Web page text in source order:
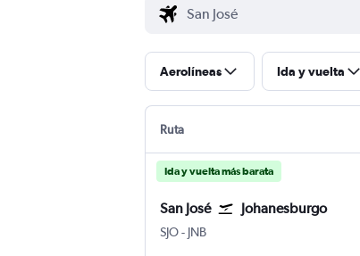
Aerolíneas Ida y vuelta
Ruta
Ida y vuelta más barata
San José Johanesburgo
SJOSan José Internacional Juan
- JNB Johanesburgo